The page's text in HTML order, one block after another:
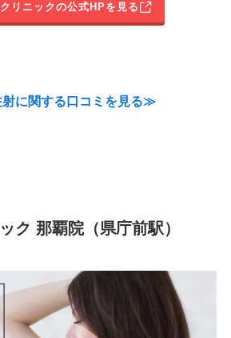
リニックの公式HPを見る
射に関する口コミを見る≫
ク 那覇院（県庁前駅）